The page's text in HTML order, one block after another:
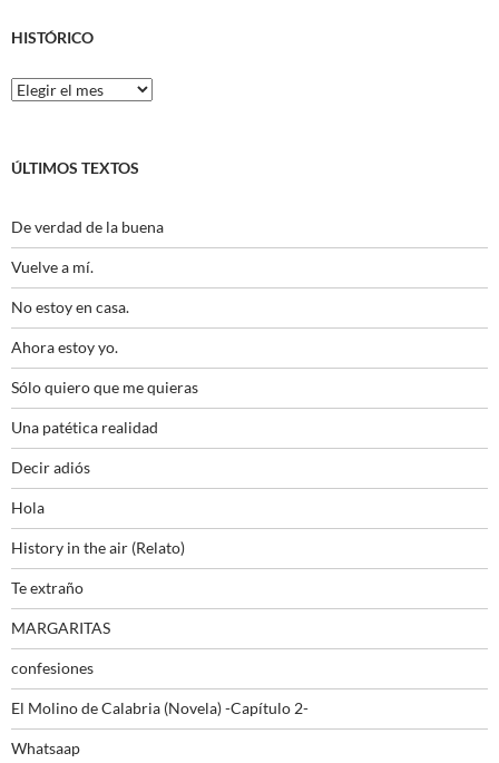
HISTÓRICO
Histórico
ÚLTIMOS TEXTOS
De verdad de la buena
Vuelve a mí.
No estoy en casa.
Ahora estoy yo.
Sólo quiero que me quieras
Una patética realidad
Decir adiós
Hola
History in the air (Relato)
Te extraño
MARGARITAS
confesiones
El Molino de Calabria (Novela) -Capítulo 2-
Whatsaap